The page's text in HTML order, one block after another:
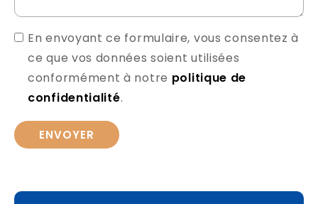
En envoyant ce formulaire, vous consentez à
ce que vos données soient utilisées
conformément à notre politique de
confidentialité.